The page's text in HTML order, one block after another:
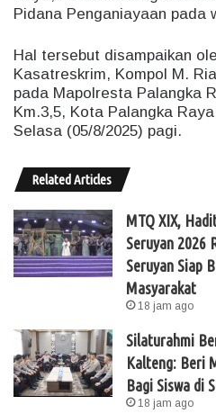
Pidana Penganiayaan pada
Hal tersebut disampaikan
Kasatreskrim, Kompol M.
pada Mapolresta Palangka
Km.3,5, Kota Palangka
Selasa (05/8/2025) pagi.
Related Articles
MTQ XIX,
Seruyan 2026
Seruyan Siap
Masyarakat
18 jam ago
Silaturahmi
Kalteng: Beri
Bagi Siswa di
18 jam ago